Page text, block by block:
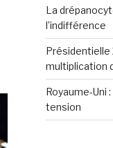
La
l’indifférence
Présidentielle
multiplication
Royaume-Uni
tension